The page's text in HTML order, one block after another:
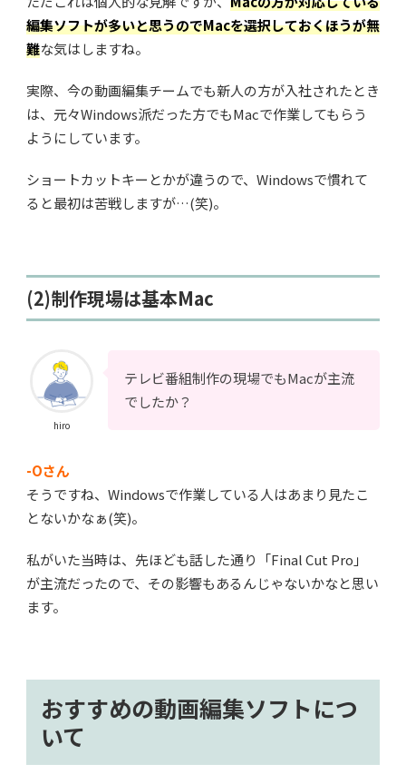
編集ソフトが多いと思うのでMacを選択しておくほうが無
難な気はしますね。
実際、今の動画編集チームでも新人の方が入社されたとき
は、元々Windows派だった方でもMacで作業してもらう
ようにしています。
ショートカットキーとかが違うので、Windowsで慣れて
ると最初は苦戦しますが…(笑)。
(2)制作現場は基本Mac
hiro
テレビ番組制作の現場でもMacが主流
でしたか？
-Oさん
そうですね、Windowsで作業している人はあまり見たこ
とないかなぁ(笑)。
私がいた当時は、先ほども話した通り「Final Cut Pro」
が主流だったので、その影響もあるんじゃないかなと思い
ます。
おすすめの動画編集ソフトにつ
いて